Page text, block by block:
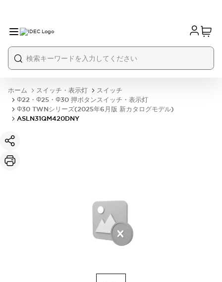
ホーム スイッチ・表示灯
スイッチ
Φ22・Φ25・Φ30 押ボタンスイッチ・表示灯
Φ30 TWNシリーズ(2025年6月版 新カタログモデル)
ASLN31QM420DNY